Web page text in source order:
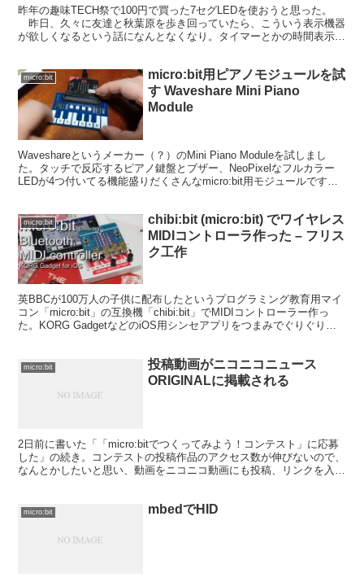
昨年の趣味TECH祭で100円で買った7セグLEDを使おうと思った。
昨日、久々に友達と秋葉原を歩き回っていたら、こういう表示機器
が欲しくなるという話になんとなくなり。タイマーとかの時間表示に
micro:bit
micro:bit用ピアノモジュールを試
す Waveshare Mini Piano
Module
Waveshareというメーカー（？）のMini Piano Moduleを試しまし
た。タッチで反応するピアノ鍵盤とブザー、NeoPixelなフルカラー
LEDが4つ付いてる機能盛りだくさんなmicro:bit用モジュールです。
micro:bit
chibi:bit (micro:bit) でワイヤレス
MIDIコントローラ作った – フリス
ク工作
英BBCが100万人の子供に配布したというプログラミング教育用マイ
コン「micro:bit」の互換機「chibi:bit」でMIDIコントローラー作っ
た。KORG GadgetなどのiOS用シンセアプリをつまみでぐりぐりで
micro:bit
投稿動画がニコニコニュース
ORIGINALに掲載される
2日前に書いた「「micro:bitでつくってみよう！コンテスト」に応募
した」の続き。コンテストの投稿作品のアクセス数が伸びないので、
なんとかしたいと思い、動画をニコニコ動画にも投稿、リンクを入れ
micro:bit mbedでHID